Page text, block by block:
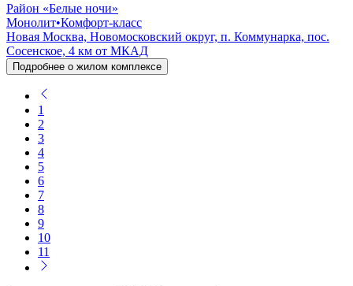
Район «Белые ночи»
Монолит•Комфорт-класс
Новая Москва, Новомосковский округ, п. Коммунарка, пос.
Сосенское, 4 км от МКАД
Подробнее о жилом комплексе
1
2
3
4
5
6
7
8
9
10
11